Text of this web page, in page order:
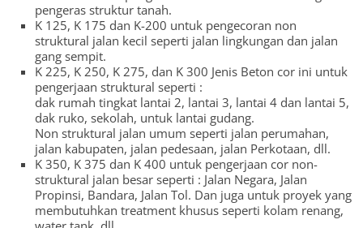
pengeras struktur tanah.
K 125, K 175 dan K-200 untuk pengecoran non
struktural jalan kecil seperti jalan lingkungan dan jalan
gang sempit.
K 225, K 250, K 275, dan K 300 Jenis Beton cor ini untuk
pengerjaan struktural seperti :
dak rumah tingkat lantai 2, lantai 3, lantai 4 dan lantai 5,
dak ruko, sekolah, untuk lantai gudang.
Non struktural jalan umum seperti jalan perumahan,
jalan kabupaten, jalan pedesaan, jalan Perkotaan, dll.
K 350, K 375 dan K 400 untuk pengerjaan cor non-
struktural jalan besar seperti : Jalan Negara, Jalan
Propinsi, Bandara, Jalan Tol. Dan juga untuk proyek yang
membutuhkan treatment khusus seperti kolam renang,